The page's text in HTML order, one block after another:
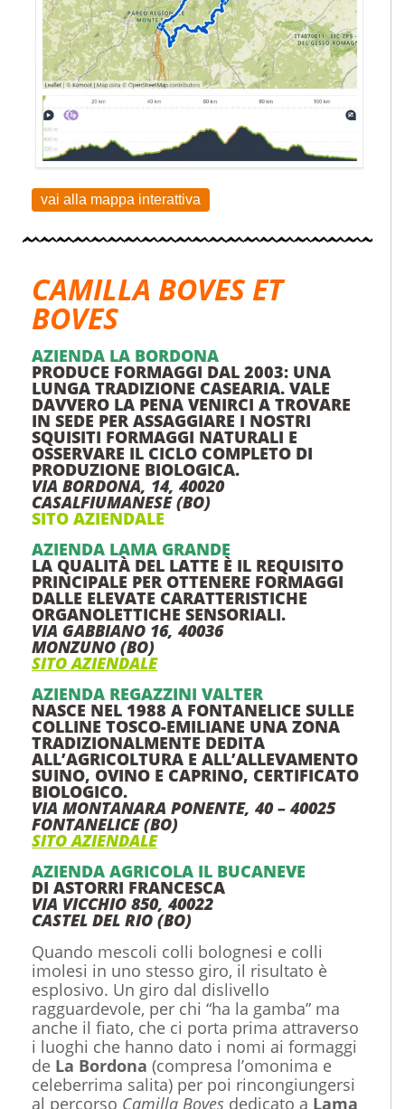
vai alla mappa interattiva
CAMILLA BOVES ET
BOVES
AZIENDA LA BORDONA
PRODUCE FORMAGGI DAL 2003: UNA
LUNGA TRADIZIONE CASEARIA. VALE
DAVVERO LA PENA VENIRCI A TROVARE
IN SEDE PER ASSAGGIARE I NOSTRI
SQUISITI FORMAGGI NATURALI E
OSSERVARE IL CICLO COMPLETO DI
PRODUZIONE BIOLOGICA.
VIA BORDONA, 14, 40020
CASALFIUMANESE (BO)
SITO AZIENDALE
AZIENDA LAMA GRANDE
LA QUALITÀ DEL LATTE È IL REQUISITO
PRINCIPALE PER OTTENERE FORMAGGI
DALLE ELEVATE CARATTERISTICHE
ORGANOLETTICHE SENSORIALI.
VIA GABBIANO 16, 40036
MONZUNO (BO)
SITO AZIENDALE
AZIENDA REGAZZINI VALTER
NASCE NEL 1988 A FONTANELICE SULLE
COLLINE TOSCO-EMILIANE UNA ZONA
TRADIZIONALMENTE DEDITA
ALL’AGRICOLTURA E ALL’ALLEVAMENTO
SUINO, OVINO E CAPRINO, CERTIFICATO
BIOLOGICO.
VIA MONTANARA PONENTE, 40 – 40025
FONTANELICE (BO)
SITO AZIENDALE
AZIENDA AGRICOLA IL BUCANEVE
DI ASTORRI FRANCESCA
VIA VICCHIO 850, 40022
CASTEL DEL RIO (BO)
Quando mescoli colli bolognesi e colli
imolesi in uno stesso giro, il risultato è
esplosivo. Un giro dal dislivello
ragguardevole, per chi “ha la gamba” ma
anche il fiato, che ci porta prima attraverso
i luoghi che hanno dato i nomi ai formaggi
de La Bordona (compresa l’omonima e
celeberrima salita) per poi rincongiungersi
al percorso Camilla Boves dedicato a Lama